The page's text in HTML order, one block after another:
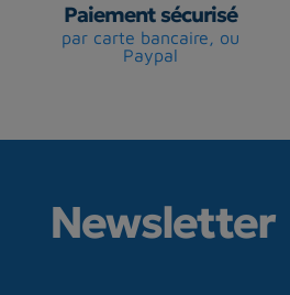
Paiement sécurisé
par carte bancaire, ou
Paypal
Newsletter